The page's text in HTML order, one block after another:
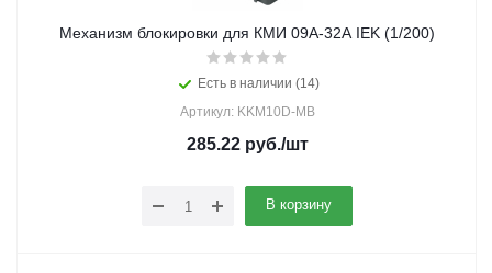
Механизм блокировки для КМИ 09А-32А IEK (1/200)
Есть в наличии (14)
Артикул: KKM10D-MB
285.22руб./шт
В корзину